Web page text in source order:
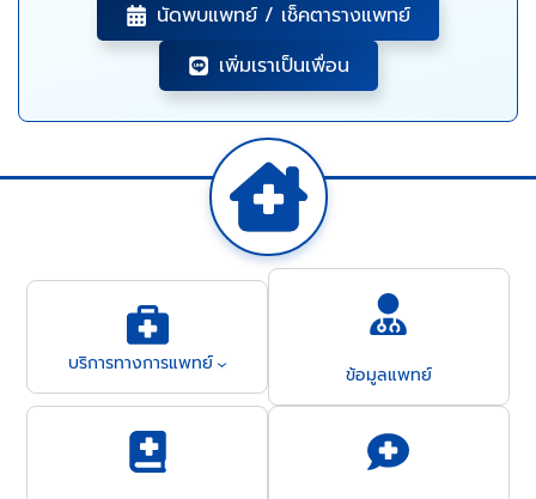
นัดพบแพทย์ / เช็คตารางแพทย์
เพิ่มเราเป็นเพื่อน
บริการทางการแพทย์ ข้อมูลแพทย์